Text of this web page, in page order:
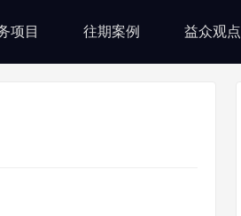
项目 往期案例 益众观点